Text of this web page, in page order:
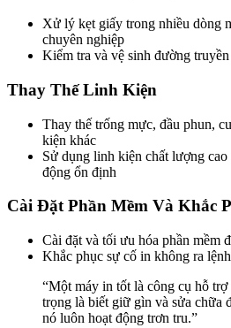
Xử lý kẹt giấy trong nhiều dòng
chuyên nghiệp
Kiểm tra và vệ sinh đường
Thay Thế Linh Kiện
Thay thế trống mực, đầu phun,
kiện khác
Sử dụng linh kiện chất lượng cao
động ổn định
Cài Đặt Phần Mềm Và Khắc
Cài đặt và tối ưu hóa phần mềm
Khắc phục sự cố in không ra
“Một máy in tốt là công cụ hỗ
trọng là biết giữ gìn và sửa chữa
nó luôn hoạt động trơn tru.”